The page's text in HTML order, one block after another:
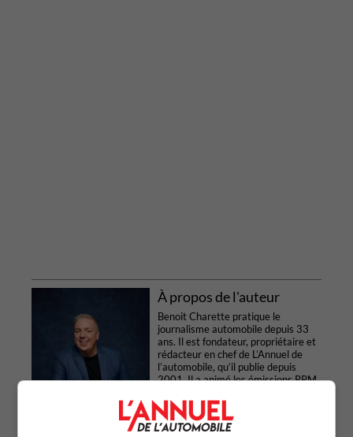
À propos de l'auteur
Benoit Charette pratique le
journalisme automobile depuis 33
ans. Il est fondateur, propriétaire et
rédacteur en chef de L’Annuel de
l’automobile, qu’il publie depuis
2001. Il a animé les émissions RPM
route sur Historia. À la radio depuis
1986, il anime l'émission Ça tient la
route sur le réseau8 Cogeco et